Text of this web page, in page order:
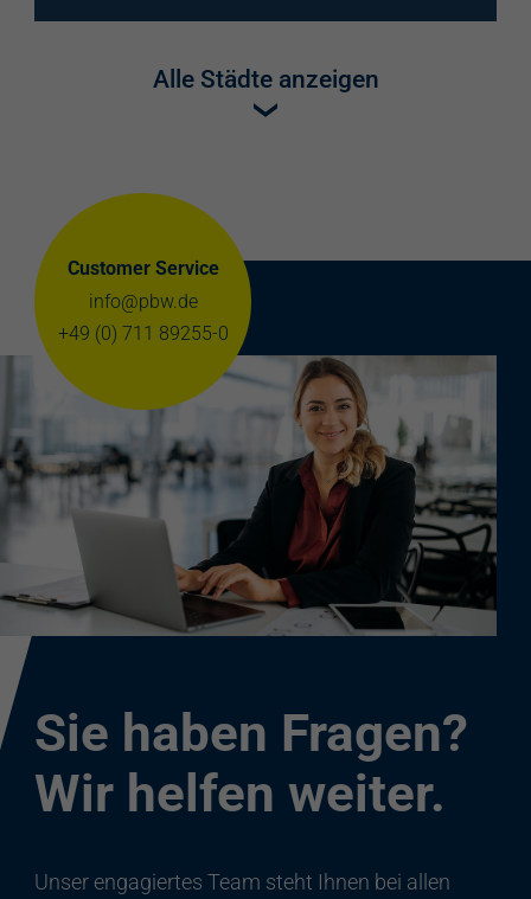
Alle Städte anzeigen
Customer Service
info@pbw.de
+49 (0) 711 89255-0
Sie haben Fragen?
Wir helfen weiter.
Unser engagiertes Team steht Ihnen bei allen